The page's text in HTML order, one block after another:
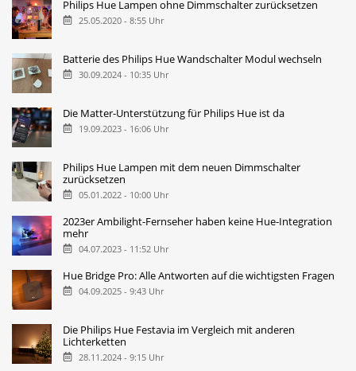
Philips Hue Lampen ohne Dimmschalter zurücksetzen
25.05.2020 - 8:55 Uhr
Batterie des Philips Hue Wandschalter Modul wechseln
30.09.2024 - 10:35 Uhr
Die Matter-Unterstützung für Philips Hue ist da
19.09.2023 - 16:06 Uhr
Philips Hue Lampen mit dem neuen Dimmschalter
zurücksetzen
05.01.2022 - 10:00 Uhr
2023er Ambilight-Fernseher haben keine Hue-Integration
mehr
04.07.2023 - 11:52 Uhr
Hue Bridge Pro: Alle Antworten auf die wichtigsten Fragen
04.09.2025 - 9:43 Uhr
Die Philips Hue Festavia im Vergleich mit anderen
Lichterketten
28.11.2024 - 9:15 Uhr